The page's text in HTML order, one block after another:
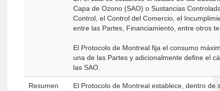
Capa de Ozono (SAO) o Sustancias
Control, el Control del Comercio, el
entre las Partes, Financiamiento, entre otros
El Protocolo de Montreal fija el consumo
una de las Partes y adicionalmente define el
las SAO.
Resumen
El Protocolo de Montreal establece, dentro de